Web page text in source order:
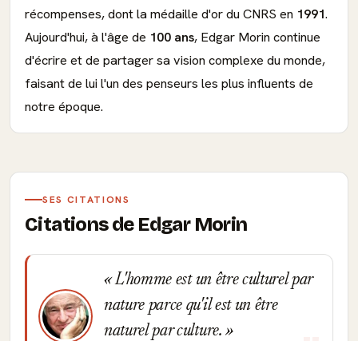
récompenses, dont la médaille d'or du CNRS en 1991.
Aujourd'hui, à l'âge de 100 ans, Edgar Morin continue
d'écrire et de partager sa vision complexe du monde,
faisant de lui l'un des penseurs les plus influents de
notre époque.
SES CITATIONS
Citations de Edgar Morin
L'homme est un être culturel par
nature parce qu'il est un être
naturel par culture.